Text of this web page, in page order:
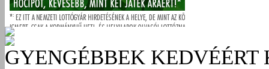
GYENGÉBBEK KEDVÉÉRT